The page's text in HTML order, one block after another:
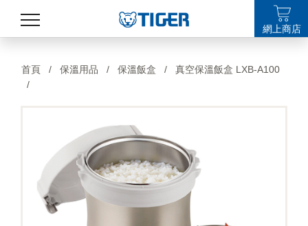
最新消息
關於我們
網上商店
首頁 / 保溫用品 / 保溫飯盒 /
真空保溫飯盒 LXB-A100
/